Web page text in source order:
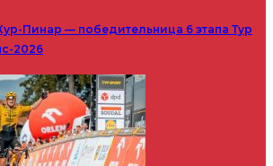
Пинар — победительница 6 этапа Тур
2026